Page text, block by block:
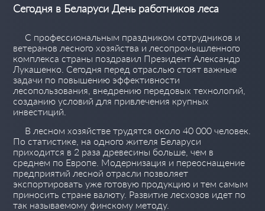
Сегодня в Беларуси День работников леса
С профессиональным праздником сотрудников и
ветеранов лесного хозяйства и лесопромышленного
комплекса страны поздравил Президент Александр
Лукашенко. Сегодня перед отраслью стоят важные
задачи по повышению эффективности
лесопользования, внедрению передовых технологий,
созданию условий для привлечения крупных
инвестиций.
В лесном хозяйстве трудятся около 40 000 человек.
По статистике, на одного жителя Беларуси
приходится в 2 раза древесины больше, чем в
среднем по Европе. Модернизация и переоснащение
предприятий лесной отрасли позволяет
экспортировать уже готовую продукцию и тем самым
приносить стране валюту. Развитие лесхозов идет по
так называемому финскому методу.